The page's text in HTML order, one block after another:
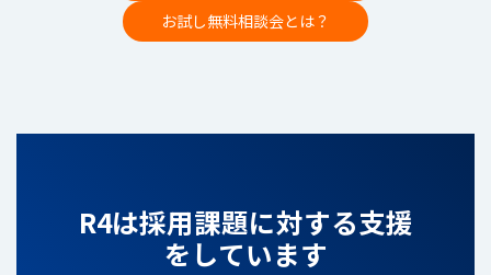
お試し無料相談会とは？
R4は採用課題に対する支援
をしています